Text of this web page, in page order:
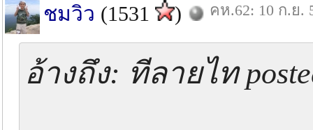
ชมวิว (1531 ) คห.62: 10 ก.ย.
อ้างถึง: ทีลายไท